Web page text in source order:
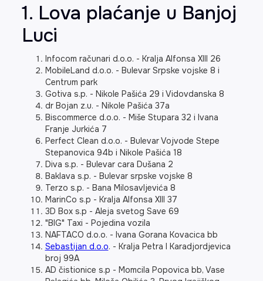
1. Lova plaćanje u Banjoj
Luci
Infocom računari d.o.o. - Kralja Alfonsa XIII 26
MobileLand d.o.o. - Bulevar Srpske vojske 8 i
Centrum park
Gotiva s.p. - Nikole Pašića 29 i Vidovdanska 8
dr Bojan z.u. - Nikole Pašića 37a
Biscommerce d.o.o. - Miše Stupara 32 i Ivana
Franje Jurkića 7
Perfect Clean d.o.o. - Bulevar Vojvode Stepe
Stepanovica 94b i Nikole Pašića 18
Diva s.p. - Bulevar cara Dušana 2
Baklava s.p. - Bulevar srpske vojske 8
Terzo s.p. - Bana Milosavljevića 8
MarinCo s.p - Kralja Alfonsa XIII 37
3D Box s.p - Aleja svetog Save 69
"BIG" Taxi - Pojedina vozila
NAFTACO d.o.o. - Ivana Gorana Kovacica bb
Sebastijan d.o.o. - Kralja Petra I Karadjordjevica
broj 99A
AD čistionice s.p - Momcila Popovica bb, Vase